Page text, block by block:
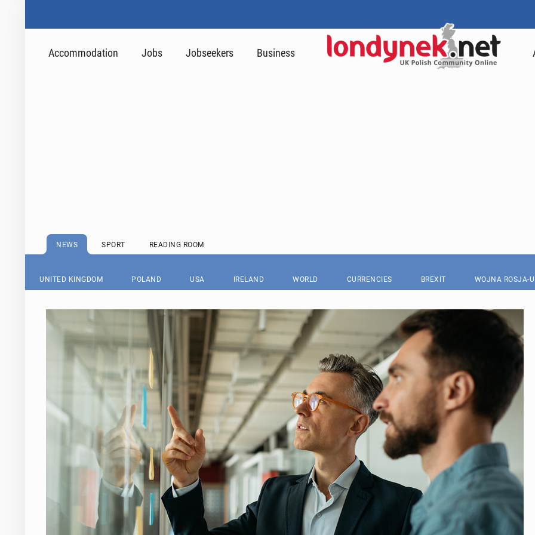
Accommodation Jobs Jobseekers Business
NEWS SPORT READING ROOM
UNITED KINGDOM POLAND USA IRELAND WORLD CURRENCIES BREXIT WOJNA ROSJA-